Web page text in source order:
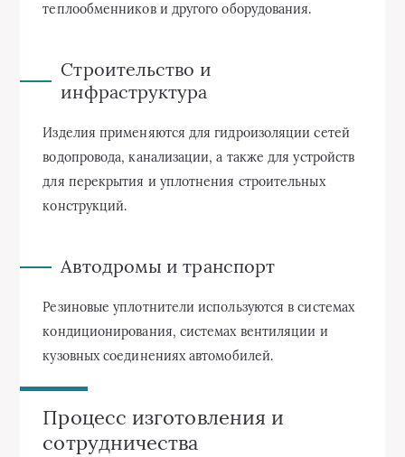
теплообменников и другого оборудования.
Строительство и
инфраструктура
Изделия применяются для гидроизоляции сетей
водопровода, канализации, а также для устройств
для перекрытия и уплотнения строительных
конструкций.
Автодромы и транспорт
Резиновые уплотнители используются в системах
кондиционирования, системах вентиляции и
кузовных соединениях автомобилей.
Процесс изготовления и
сотрудничества